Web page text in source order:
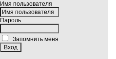
Имя пользователя
Пароль
Запомнить меня